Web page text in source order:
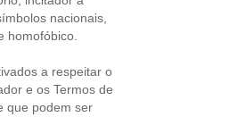
nacionais,
homofóbico.
a respeitar o
e os Termos de
que podem ser